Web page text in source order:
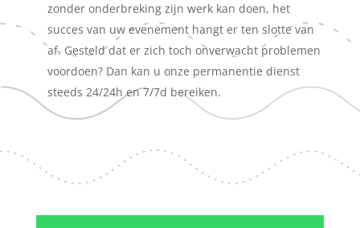
zonder onderbreking zijn werk kan doen, het
succes van uw evenement hangt er ten slotte van
af. Gesteld dat er zich toch onverwacht problemen
voordoen? Dan kan u onze permanentie dienst
steeds 24/24h en 7/7d bereiken.